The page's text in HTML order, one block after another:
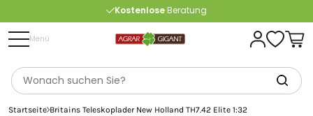
KostenloseBeratung
ab 175 € (in DE) – außer Sperrgut
Menü
Startseite Britains Teleskoplader New Holland TH7.42 Elite 1:32